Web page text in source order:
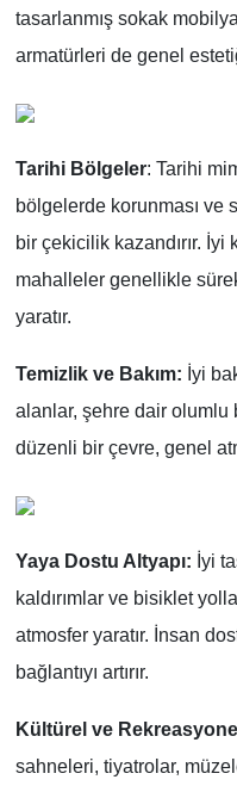
tasarlanmış sokak
armatürleri de genel
Tarihi Bölgeler: Tarihi
bölgelerde korunması ve
bir çekicilik kazandırır.
mahalleler genellikle
yaratır.
Temizlik ve Bakım: İyi
alanlar, şehre dair olumlu
düzenli bir çevre, genel
Yaya Dostu Altyapı: İyi
kaldırımlar ve bisiklet
atmosfer yaratır. İnsan
bağlantıyı artırır.
Kültürel ve
sahneleri, tiyatrolar,